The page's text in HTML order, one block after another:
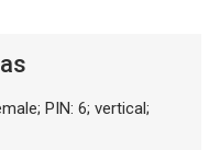
PIN: 6; vertical;